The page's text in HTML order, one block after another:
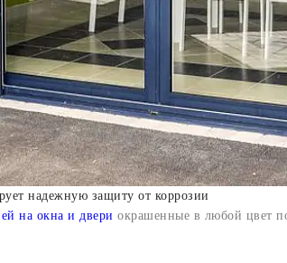
надежную защиту от коррозии
на окна и двери окрашенные в любой цвет